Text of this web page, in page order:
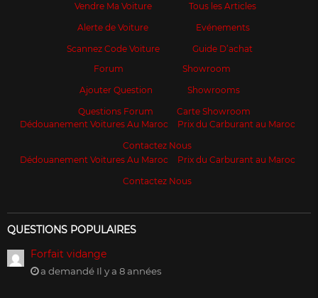
Vendre Ma Voiture
Alerte de Voiture
Scannez Code Voiture
Tous les Articles
Evénements
Guide D’achat
Forum
Ajouter Question
Questions Forum
Showroom
Showrooms
Carte Showroom
Dédouanement Voitures Au Maroc
Prix du Carburant au Maroc
Contactez Nous
Dédouanement Voitures Au Maroc
Prix du Carburant au Maroc
Contactez Nous
QUESTIONS POPULAIRES
Forfait vidange
a demandé Il y a 8 années